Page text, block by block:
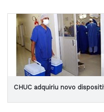
CHUC adquiriu novo